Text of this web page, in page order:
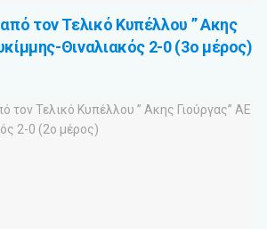
τον Τελικό Κυπέλλου ” Ακης
Θιναλιακός 2-0 (3ο μέρος)